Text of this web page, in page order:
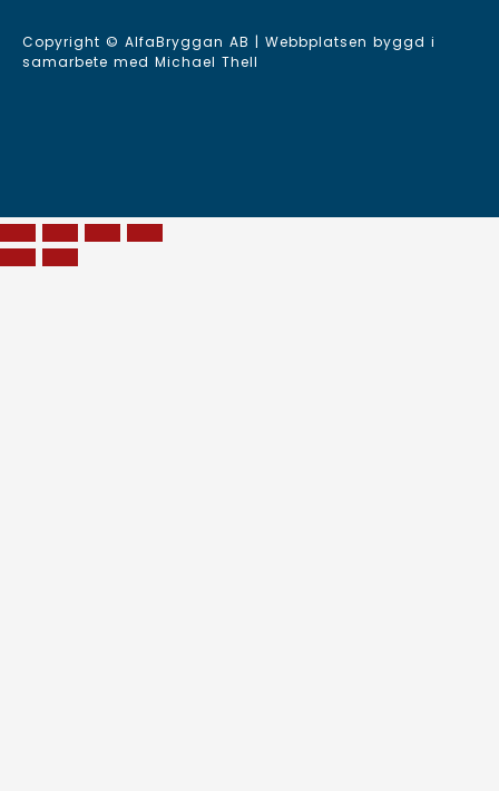
Copyright © AlfaBryggan AB | Webbplatsen byggd i
samarbete med Michael Thell